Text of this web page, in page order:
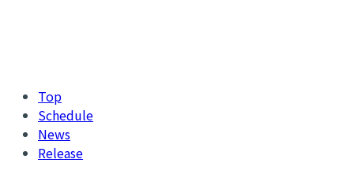
Top
Schedule
News
Release